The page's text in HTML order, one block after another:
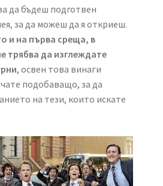
да бъдеш подготвен
за да можеш да я откриеш.
и на първа среща, в
трябва да изглеждате
, освен това винаги
подобаващо, за да
на тези, които искате